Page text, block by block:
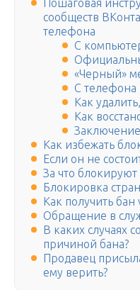
Пошаговая
сообществ
телефона
С
«Черный»
С телефона
Как
Как
Заключение
Как избежать
Если он не
За что
Блокировка
Как получить бан
Обращение в
В каких случаях
причиной бана?
Продавец
ему верить?